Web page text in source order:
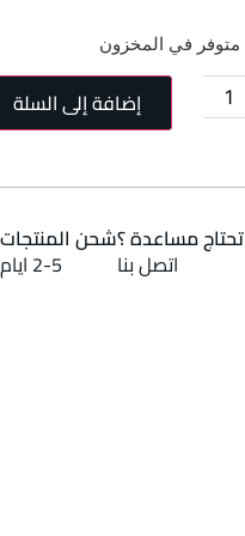
إضافة إلى السلة
تحتاج مساعدة ؟
اتصل بنا
شحن
2-5 ايام عمل